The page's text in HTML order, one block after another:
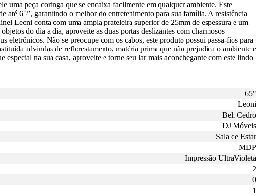
uma peça coringa que se encaixa facilmente em qualquer ambiente. Este
até 65”, garantindo o melhor do entretenimento para sua família. A resistência
Leoni conta com uma ampla prateleira superior de 25mm de espessura e um
do dia a dia, aproveite as duas portas deslizantes com charmosos
eletrônicos. Não se preocupe com os cabos, este produto possui passa-fios para
advindas de reflorestamento, matéria prima que não prejudica o ambiente e
na sua casa, aproveite e torne seu lar mais aconchegante com este lindo
65"
Leoni
Beli Cedro
DJ Móveis
Sala de Estar
MDP
Impressão UltraVioleta
2
0
1